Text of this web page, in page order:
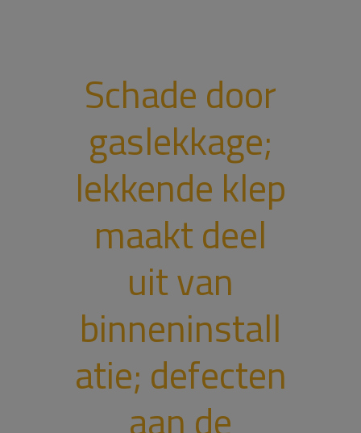
Schade door
gaslekkage;
lekkende klep
maakt deel
uit van
binneninstall
atie; defecten
aan de